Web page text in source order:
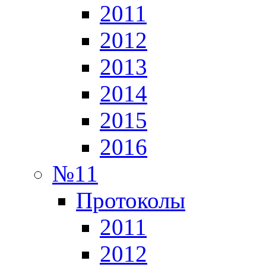
2011
2012
2013
2014
2015
2016
№11
Протоколы
2011
2012